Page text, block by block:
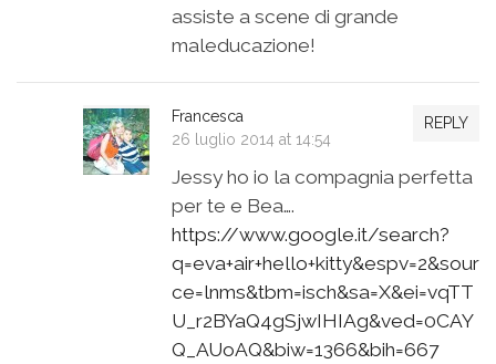
assiste a scene di grande
maleducazione!
REPLY
Francesca
26 luglio 2014 at 14:54
Jessy ho io la compagnia perfetta
per te e Bea….
https://www.google.it/search?
q=eva+air+hello+kitty&espv=2&sour
ce=lnms&tbm=isch&sa=X&ei=vqTT
U_r2BYaQ4gSjwIHIAg&ved=0CAY
Q_AUoAQ&biw=1366&bih=667